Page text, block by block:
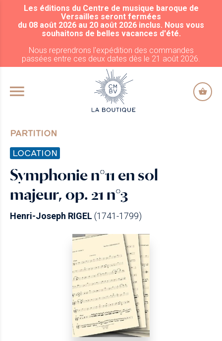
ALLER AU CONTENU PRINCIPAL
Les éditions du Centre de musique baroque de
Versailles seront fermées
du 08 août 2026 au 20 août 2026 inclus. Nous vous
souhaitons de belles vacances d'été.
Nous reprendrons l'expédition des commandes
passées entre ces deux dates dès le 21 août 2026.
PARTITION
LOCATION
Symphonie n°11 en sol
majeur, op. 21 n°3
Henri-Joseph RIGEL (1741-1799)